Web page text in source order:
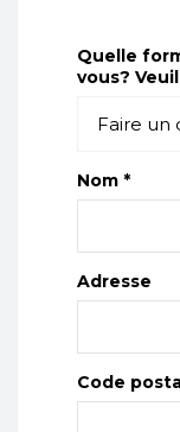
Quelle
vous?
Nom *
Adresse
Code